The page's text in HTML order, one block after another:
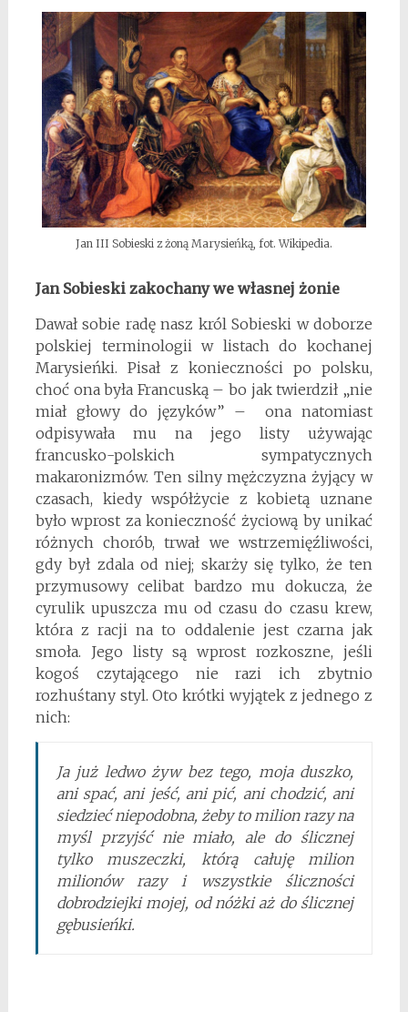
Jan III Sobieski z żoną Marysieńką, fot. Wikipedia.
Jan Sobieski zakochany we własnej żonie
Dawał sobie radę nasz król Sobieski w doborze
polskiej terminologii w listach do kochanej
Marysieńki. Pisał z konieczności po polsku,
choć ona była Francuską – bo jak twierdził „nie
miał głowy do języków” – ona natomiast
odpisywała mu na jego listy używając
francusko-polskich sympatycznych
makaronizmów. Ten silny mężczyzna żyjący w
czasach, kiedy współżycie z kobietą uznane
było wprost za konieczność życiową by unikać
różnych chorób, trwał we wstrzemięźliwości,
gdy był zdala od niej; skarży się tylko, że ten
przymusowy celibat bardzo mu dokucza, że
cyrulik upuszcza mu od czasu do czasu krew,
która z racji na to oddalenie jest czarna jak
smoła. Jego listy są wprost rozkoszne, jeśli
kogoś czytającego nie razi ich zbytnio
rozhuśtany styl. Oto krótki wyjątek z jednego z
nich:
Ja już ledwo żyw bez tego, moja duszko,
ani spać, ani jeść, ani pić, ani chodzić, ani
siedzieć niepodobna, żeby to milion razy na
myśl przyjść nie miało, ale do ślicznej
tylko muszeczki, którą całuję milion
milionów razy i wszystkie śliczności
dobrodziejki mojej, od nóżki aż do ślicznej
gębusieńki.